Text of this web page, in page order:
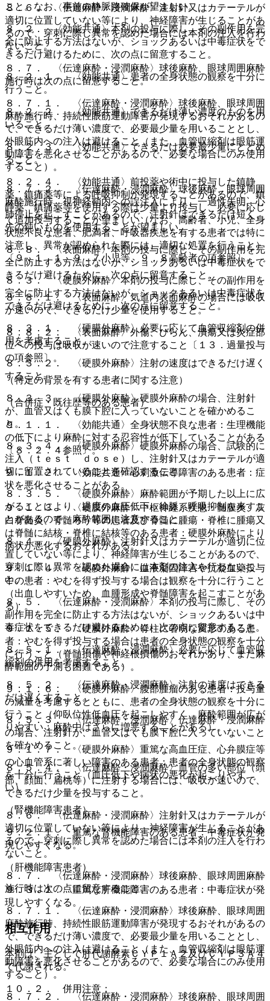
８．６． 〈伝達麻酔・浸潤麻酔〉注射針又はカテーテルが
適切に位置していない等により、神経障害が生じることがあ
るので、穿刺に際し異常を認めた場合には本剤の注入を行わ
ないこと。
８．７． 〈伝達麻酔・浸潤麻酔〉球後麻酔、眼球周囲麻酔
施行時は次の点に留意すること。
８．７．１． 〈伝達麻酔・浸潤麻酔〉球後麻酔、眼球周囲
麻酔施行時、持続性眼筋運動障害が発現するおそれがあるの
で、できるだけ薄い濃度で、必要最少量を用いることとし、
外眼筋内への注入は避けること（また、血管収縮剤は眼筋運
動障害を悪化させることがあるので、必要な場合にのみ使用
すること）。
８．７．２． 〈伝達麻酔・浸潤麻酔〉球後麻酔、眼球周囲
麻酔施行時、視神経鞘内への誤注入により、一過性失明、心
肺停止を起こすことがあるので、注射針はできるだけ短く、
先の鈍いものを使用することが望ましい。
８．８． 〈表面麻酔〉本剤の投与に際し、その副作用を完
全に防止する方法はないが、ショックあるいは中毒症状をで
きるだけ避けるために、次の点に留意すること。
８．８．１． 〈表面麻酔〉気道内表面麻酔の場合には吸収
が速いので、できるだけ少量を使用すること。
８．８．２． 〈表面麻酔〉外傷、びらん、潰瘍又は炎症部
位への投与は吸収が速いので注意すること〔１３．過量投与
の項参照〕。
（特定の背景を有する患者に関する注意）
（合併症・既往歴等のある患者）
９．１．１． 〈効能共通〉全身状態不良な患者：生理機能
の低下により麻酔に対する忍容性が低下していることがある
〔８．２．４参照〕。
９．１．２． 〈効能共通〉心刺激伝導障害のある患者：症
状を悪化させることがある。
９．１．３． 〈硬膜外麻酔〉中枢神経系疾患：髄膜炎、灰
白脊髄炎、脊髄ろう等の患者及び脊髄に腫瘍・脊椎に腫瘍又
は脊髄に結核・脊椎に結核等のある患者：硬膜外麻酔により
病状が悪化するおそれがある。
９．１．４． 〈硬膜外麻酔〉血液凝固障害や抗凝血薬投与
中の患者：やむを得ず投与する場合は観察を十分に行うこと
（出血しやすいため、血腫形成や脊髄障害を起こすことがあ
る）。
９．１．５． 〈硬膜外麻酔〉脊柱に著明な変形のある患
者：やむを得ず投与する場合は患者の全身状態の観察を十分
に行うこと（脊髄損傷や神経根損傷のおそれがあり、また麻
酔範囲の予測も困難である）。
９．１．６． 〈硬膜外麻酔〉腹部腫瘤のある患者：投与量
の減量を考慮するとともに、患者の全身状態の観察を十分に
行うこと（仰臥位性低血圧を起こしやすく、麻酔範囲が広が
りやすい；麻酔中はさらに増悪することがある）。
９．１．７． 〈硬膜外麻酔〉重篤な高血圧症、心弁膜症等
の心血管系に著しい障害のある患者：患者の全身状態の観察
を十分に行うこと（血圧低下や病状の悪化が起こりやす
い）。
（腎機能障害患者）
９．２．１． 重篤な腎機能障害のある患者：中毒症状が発
現しやすくなる。
（肝機能障害患者）
９．３．１． 重篤な肝機能障害のある患者：中毒症状が発
現しやすくなる。
相互作用
本剤は、主として肝代謝酵素ＣＹＰ１Ａ２及びＣＹＰ３Ａ４
で代謝される。
１０．２． 併用注意：
こと。なお、事前の静脈路確保が望ましい。
８．２． 〈効能共通〉本剤の投与に際し、その副作用を完
全に防止する方法はないが、ショックあるいは中毒症状をで
きるだけ避けるために、次の点に留意すること。
８．２．１． 〈効能共通〉患者の全身状態の観察を十分に
行うこと。
８．２．２． 〈効能共通〉できるだけ薄い濃度のものを用
いること。
８．２．３． 〈効能共通〉できるだけ必要最少量にとどめ
ること。
８．２．４． 〈効能共通〉前投薬や術中に投与した鎮静
薬、鎮痛薬等による呼吸抑制が発現することがあるので、鎮
静薬、鎮痛薬等を使用する際は少量より投与し、必要に応じ
て追加投与することが望ましい（なお、高齢者、小児、全身
状態不良な患者、肥満者、呼吸器疾患を有する患者では特に
注意し、異常が認められた際には、適切な処置を行うこと）
〔９．１．１、９．７小児等、９．８高齢者の項参照〕。
８．３． 〈硬膜外麻酔〉本剤の投与に際し、その副作用を
完全に防止する方法はないが、ショックあるいは中毒症状を
できるだけ避けるために、次の点に留意すること。
８．３．１． 〈硬膜外麻酔〉必要に応じて血管収縮剤の併
用を考慮すること。
８．３．２． 〈硬膜外麻酔〉注射の速度はできるだけ遅く
すること。
８．３．３． 〈硬膜外麻酔〉硬膜外麻酔の場合、注射針
が、血管又はくも膜下腔に入っていないことを確かめるこ
と。
８．３．４． 〈硬膜外麻酔〉硬膜外麻酔の場合、試験的に
注入（ｔｅｓｔ ｄｏｓｅ）し、注射針又はカテーテルが適
切に留置されていることを確認すること。
８．３．５． 〈硬膜外麻酔〉麻酔範囲が予期した以上に広
がることにより、過度の血圧低下、徐脈、呼吸抑制を来すこ
とがあるので、麻酔範囲に注意すること。
８．４． 〈硬膜外麻酔〉注射針又はカテーテルが適切に位
置していない等により、神経障害が生じることがあるので、
穿刺に際し異常を認めた場合には本剤の注入を行わないこ
と。
８．５． 〈伝達麻酔・浸潤麻酔〉本剤の投与に際し、その
副作用を完全に防止する方法はないが、ショックあるいは中
毒症状をできるだけ避けるために、次の点に留意すること。
８．５．１． 〈伝達麻酔・浸潤麻酔〉必要に応じて血管収
縮剤の併用を考慮すること。
８．５．２． 〈伝達麻酔・浸潤麻酔〉注射の速度はできる
だけ遅くすること。
８．５．３． 〈伝達麻酔・浸潤麻酔〉伝達麻酔・浸潤麻酔
の場合、注射針が、血管又はくも膜下腔に入っていないこと
を確かめること。
８．５．４． 〈伝達麻酔・浸潤麻酔〉血管の多い部位（頭
部、顔面、扁桃等）に注射する場合には、吸収が速いので、
できるだけ少量を投与すること。
８．６． 〈伝達麻酔・浸潤麻酔〉注射針又はカテーテルが
適切に位置していない等により、神経障害が生じることがあ
るので、穿刺に際し異常を認めた場合には本剤の注入を行わ
ないこと。
８．７． 〈伝達麻酔・浸潤麻酔〉球後麻酔、眼球周囲麻酔
施行時は次の点に留意すること。
８．７．１． 〈伝達麻酔・浸潤麻酔〉球後麻酔、眼球周囲
麻酔施行時、持続性眼筋運動障害が発現するおそれがあるの
で、できるだけ薄い濃度で、必要最少量を用いることとし、
外眼筋内への注入は避けること（また、血管収縮剤は眼筋運
動障害を悪化させることがあるので、必要な場合にのみ使用
すること）。
８．７．２． 〈伝達麻酔・浸潤麻酔〉球後麻酔、眼球周囲